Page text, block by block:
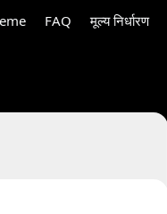
FAQ मूल्य निर्धारण